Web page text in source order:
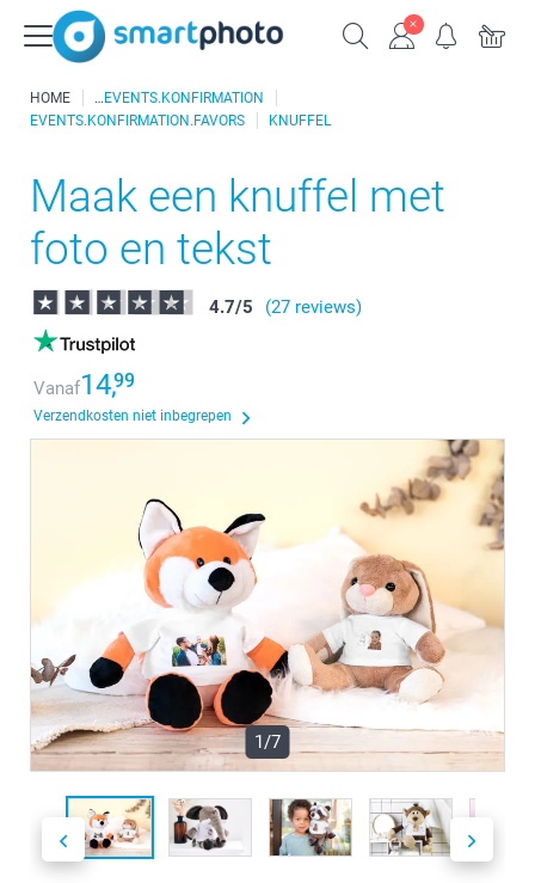
HOME
EVENTS.KONFIRMATION
EVENTS.KONFIRMATION.FAVORS
KNUFFEL
Maak een knuffel met
foto en tekst
4.7/5 (27 reviews)
Vanaf14,99
Verzendkosten niet inbegrepen
1/7